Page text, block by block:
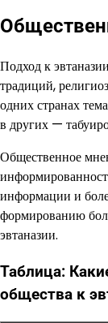
Подход к
традиций,
одних странах
в других —
Общественное
информации и
формированию
эвтаназии.
Таблица:
общества к